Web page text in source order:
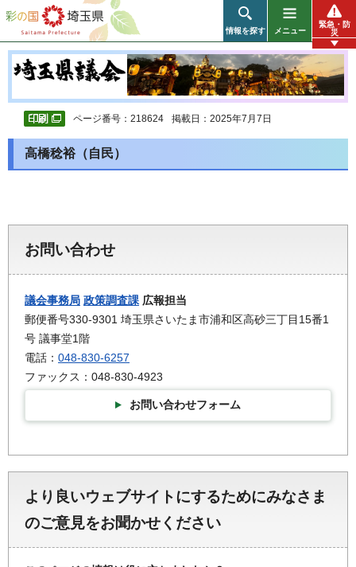
彩の国 埼玉県
情報を探す メニュー
緊急・防
災
ページ番号：218624 掲載日：2025年7月7日
高橋稔裕（自民）
お問い合わせ
議会事務局 政策調査課 広報担当
郵便番号330-9301 埼玉県さいたま市浦和区高砂三丁目15番1
号 議事堂1階
電話： 048-830-6257
ファックス：048-830-4923
お問い合わせフォーム
より良いウェブサイトにするためにみなさま
のご意見をお聞かせください